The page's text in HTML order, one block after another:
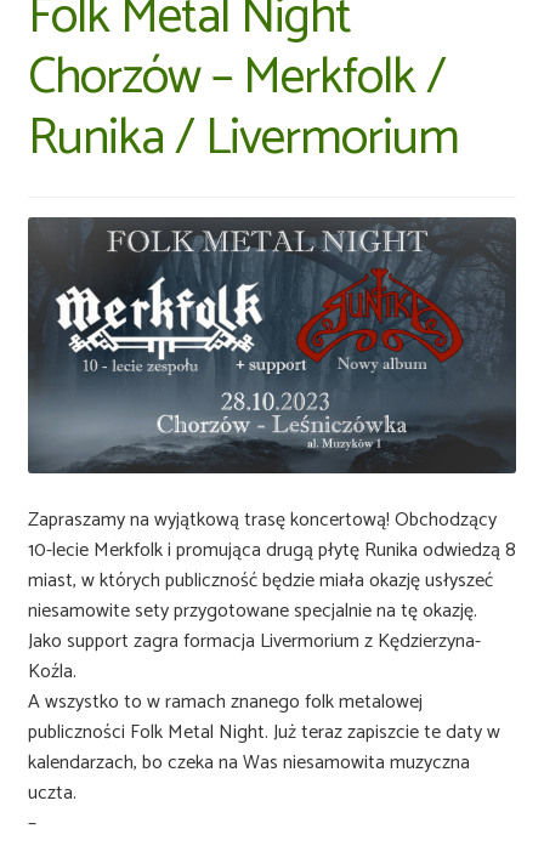
Folk Metal Night
Chorzów – Merkfolk /
Runika / Livermorium
Zapraszamy na wyjątkową trasę koncertową! Obchodzący
10-lecie Merkfolk i promująca drugą płytę Runika odwiedzą 8
miast, w których publiczność będzie miała okazję usłyszeć
niesamowite sety przygotowane specjalnie na tę okazję.
Jako support zagra formacja Livermorium z Kędzierzyna-
Koźla.
A wszystko to w ramach znanego folk metalowej
publiczności Folk Metal Night. Już teraz zapiszcie te daty w
kalendarzach, bo czeka na Was niesamowita muzyczna
uczta.
–